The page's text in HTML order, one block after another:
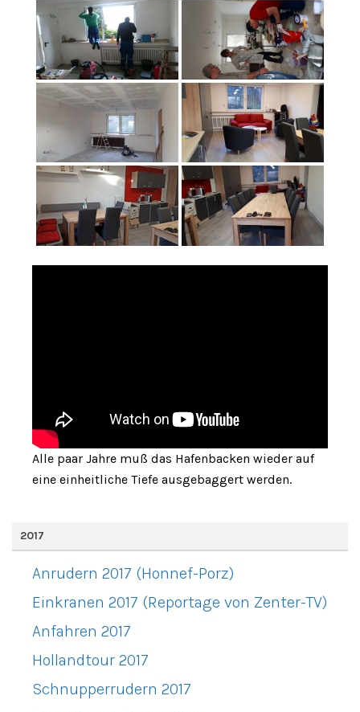
Alle paar Jahre muß das Hafenbacken wieder auf
eine einheitliche Tiefe ausgebaggert werden.
2017
Anrudern 2017 (Honnef-Porz)
Einkranen 2017 (Reportage von Zenter-TV)
Anfahren 2017
Hollandtour 2017
Schnupperrudern 2017